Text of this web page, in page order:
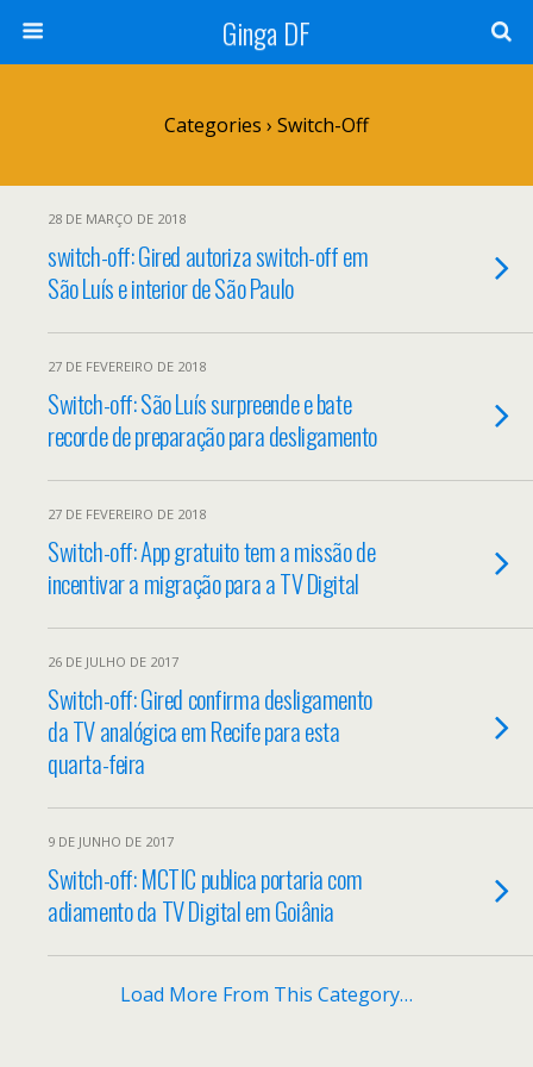
Ginga DF
Categories › Switch-Off
28 DE MARÇO DE 2018
switch-off: Gired autoriza switch-off em
São Luís e interior de São Paulo
27 DE FEVEREIRO DE 2018
Switch-off: São Luís surpreende e bate
recorde de preparação para desligamento
27 DE FEVEREIRO DE 2018
Switch-off: App gratuito tem a missão de
incentivar a migração para a TV Digital
26 DE JULHO DE 2017
Switch-off: Gired confirma desligamento
da TV analógica em Recife para esta
quarta-feira
9 DE JUNHO DE 2017
Switch-off: MCTIC publica portaria com
adiamento da TV Digital em Goiânia
Load More From This Category…